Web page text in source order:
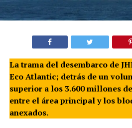
La trama del desembarco de
Eco Atlantic; detrás de un
superior a los 3.600 millones
entre el área principal y los
anexados.